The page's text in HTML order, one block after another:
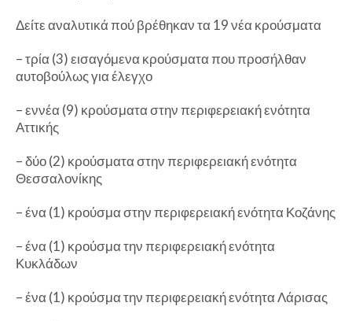
Δείτε αναλυτικά πού βρέθηκαν τα 19 νέα κρούσματα
– τρία (3) εισαγόμενα κρούσματα που προσήλθαν
αυτοβούλως για έλεγχο
– εννέα (9) κρούσματα στην περιφερειακή ενότητα
Αττικής
– δύο (2) κρούσματα στην περιφερειακή ενότητα
Θεσσαλονίκης
– ένα (1) κρούσμα στην περιφερειακή ενότητα Κοζάνης
– ένα (1) κρούσμα την περιφερειακή ενότητα
Κυκλάδων
– ένα (1) κρούσμα την περιφερειακή ενότητα Λάρισας